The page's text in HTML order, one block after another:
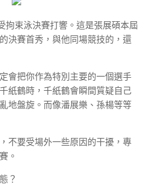
拘束泳決賽打響。這是張展碩本屆
決賽首秀，與他同場競技的，還
會把你作為特別主要的一個選手
紙鶴時，千紙鶴會瞬間質疑自己
地盤旋。而像潘展樂、孫楊等等
不要受場外一些原因的干擾，專
。
？